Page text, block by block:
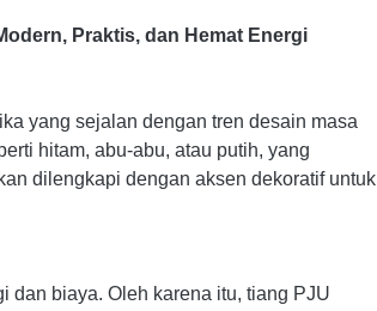
Praktis, dan Hemat Energi
yang sejalan dengan tren desain masa
hitam, abu-abu, atau putih, yang
dilengkapi dengan aksen dekoratif untuk
dan biaya. Oleh karena itu, tiang PJU